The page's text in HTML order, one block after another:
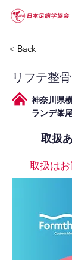
< Back
リフテ整
神奈川県
ランデ峯
取扱
取扱は